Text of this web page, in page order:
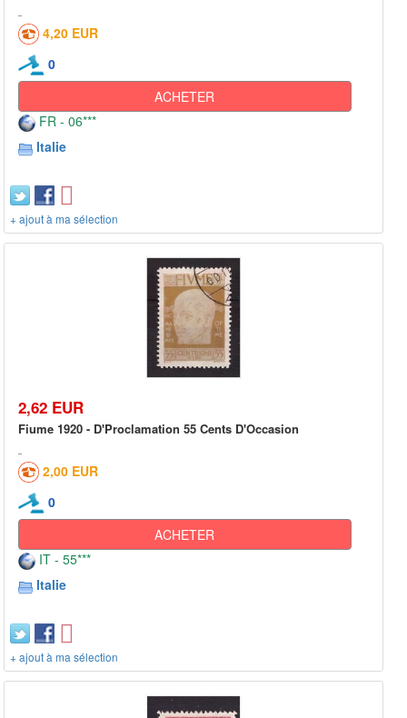
4,20 EUR
0
ACHETER
FR - 06***
Italie
+ ajout à ma sélection
2,62 EUR
Fiume 1920 - D'Proclamation 55 Cents D'Occasion
2,00 EUR
0
ACHETER
IT - 55***
Italie
+ ajout à ma sélection